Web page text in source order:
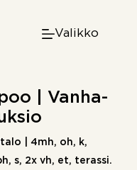
Valikko
| Vanha-
| 4mh, oh, k,
s, 2x vh, et, terassi.